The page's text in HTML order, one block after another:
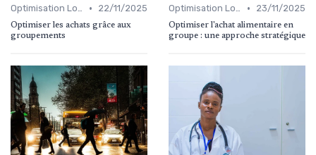
Optimisation Logistique • 22/11/2025
Optimiser les achats grâce aux
groupements
Optimisation Logistique • 23/11/2025
Optimiser l'achat alimentaire en
groupe : une approche stratégique